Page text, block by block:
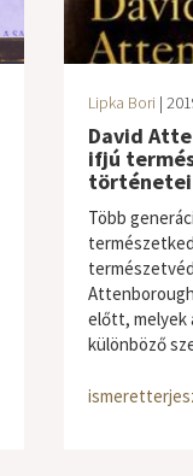
Lipka Bori |
David
ifjú
történetei
Több
előtt, melyek
különböző